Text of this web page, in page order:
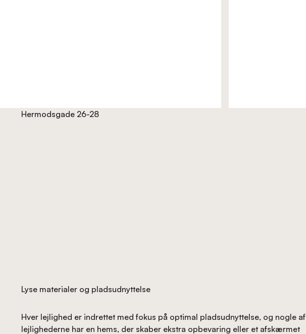
Hermodsgade 26-28
Lyse materialer og pladsudnyttelse
Hver lejlighed er indrettet med fokus på optimal pladsudnyttelse, og nogle af
lejlighederne har en hems, der skaber ekstra opbevaring eller et afskærmet